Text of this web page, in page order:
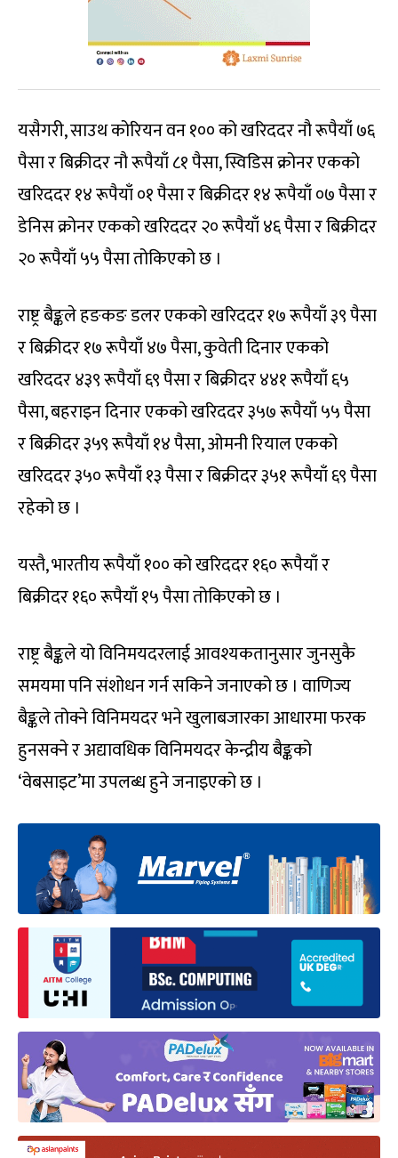
यसैगरी, साउथ कोरियन वन १०० को खरिददर नौ रूपैयाँ ७६
पैसा र बिक्रीदर नौ रूपैयाँ ८१ पैसा, स्विडिस क्रोनर एकको
खरिददर १४ रूपैयाँ ०१ पैसा र बिक्रीदर १४ रूपैयाँ ०७ पैसा र
डेनिस क्रोनर एकको खरिददर २० रूपैयाँ ४६ पैसा र बिक्रीदर
२० रूपैयाँ ५५ पैसा तोकिएको छ ।
राष्ट्र बैङ्कले हङकङ डलर एकको खरिददर १७ रूपैयाँ ३९ पैसा
र बिक्रीदर १७ रूपैयाँ ४७ पैसा, कुवेती दिनार एकको
खरिददर ४३९ रूपैयाँ ६९ पैसा र बिक्रीदर ४४१ रूपैयाँ ६५
पैसा, बहराइन दिनार एकको खरिददर ३५७ रूपैयाँ ५५ पैसा
र बिक्रीदर ३५९ रूपैयाँ १४ पैसा, ओमनी रियाल एकको
खरिददर ३५० रूपैयाँ १३ पैसा र बिक्रीदर ३५१ रूपैयाँ ६९ पैसा
रहेको छ ।
यस्तै, भारतीय रूपैयाँ १०० को खरिददर १६० रूपैयाँ र
बिक्रीदर १६० रूपैयाँ १५ पैसा तोकिएको छ ।
राष्ट्र बैङ्कले यो विनिमयदरलाई आवश्यकतानुसार जुनसुकै
समयमा पनि संशोधन गर्न सकिने जनाएको छ । वाणिज्य
बैङ्कले तोक्ने विनिमयदर भने खुलाबजारका आधारमा फरक
हुनसक्ने र अद्यावधिक विनिमयदर केन्द्रीय बैङ्कको
‘वेबसाइट’मा उपलब्ध हुने जनाइएको छ ।